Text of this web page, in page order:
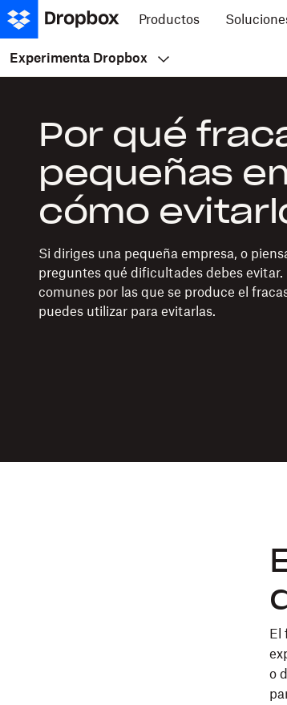
Productos
Experimenta Dropbox
Por qué
pequeñas
cómo
Si diriges una pequeña empresa, o
preguntes qué dificultades debes evitar.
comunes por las que se produce el
puedes utilizar para evitarlas.
El
o